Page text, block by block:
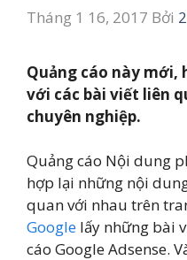
Tháng 1 16, 2017 Bởi
Quảng cáo này mới,
với các bài viết liên
chuyên nghiệp.
Quảng cáo Nội dung
hợp lại những nội
quan với nhau trên
Google lấy những bài
cáo Google Adsense.